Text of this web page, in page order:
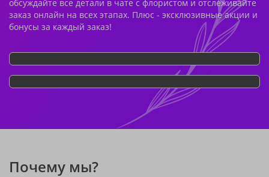
обсуждайте все детали в чате с флористом и отслеживайте
заказ онлайн на всех этапах. Плюс - эксклюзивные акции и
бонусы за каждый заказ!
Почему мы?